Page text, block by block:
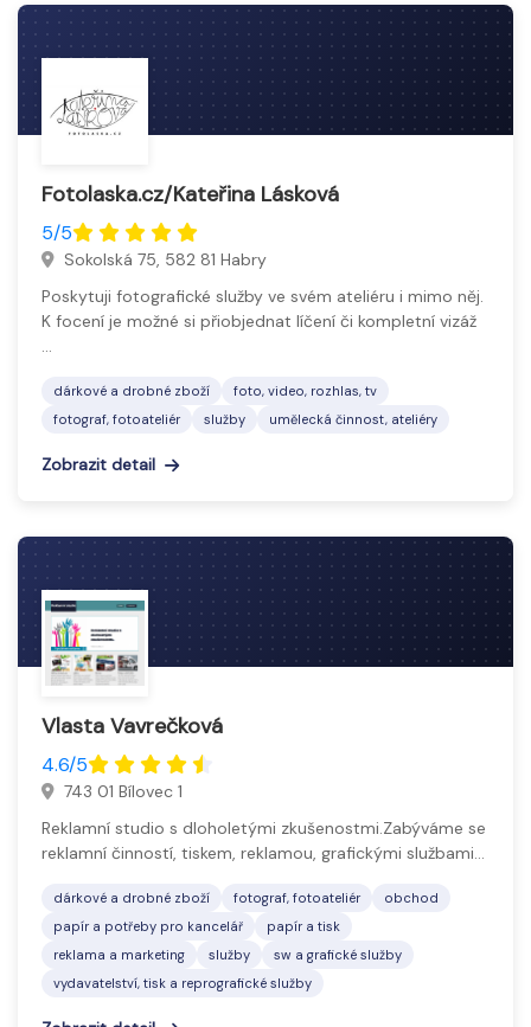
osvětlením a technikou pro kvalitní fotografování.
Cílem je zachytit jedinečné okamžiky a vytvořit
esteticky hodnotné snímky.
Fotolaska.cz/Kateřina Lásková
5/5
Sokolská 75, 582 81 Habry
Poskytuji fotografické služby ve svém ateliéru i mimo něj.
K focení je možné si přiobjednat líčení či kompletní vizáž
…
dárkové a drobné zboží
foto, video, rozhlas, tv
fotograf, fotoateliér
služby umělecká činnost, ateliéry
Zobrazit detail
Vlasta Vavrečková
4.6/5
743 01 Bílovec 1
Reklamní studio s dloholetými zkušenostmi.Zabýváme se
reklamní činností, tiskem, reklamou, grafickými službami…
dárkové a drobné zboží fotograf, fotoateliér
obchod
papír a potřeby pro kancelář
papír a tisk
reklama a marketing
služby
sw a grafické služby
vydavatelství, tisk a reprografické služby